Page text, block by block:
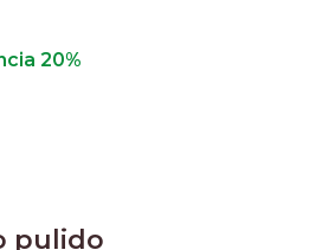
20%
pulido